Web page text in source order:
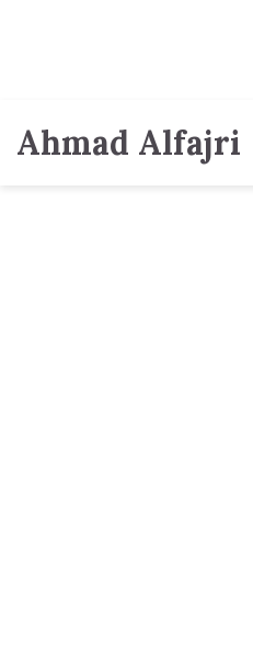
Ahmad Alfajri